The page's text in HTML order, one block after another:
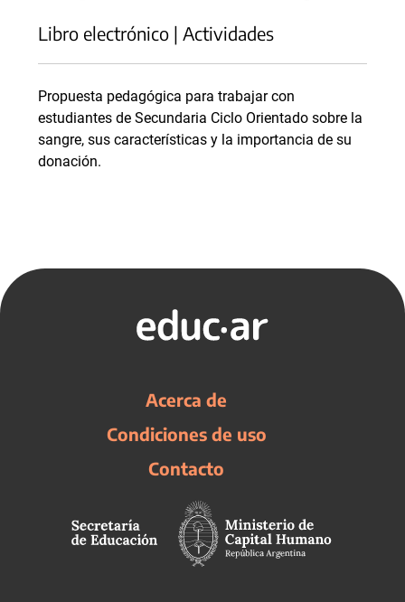
Libro electrónico | Actividades
Propuesta pedagógica para trabajar con
estudiantes de Secundaria Ciclo Orientado sobre la
sangre, sus características y la importancia de su
donación.
Acerca de
Condiciones de uso
Contacto